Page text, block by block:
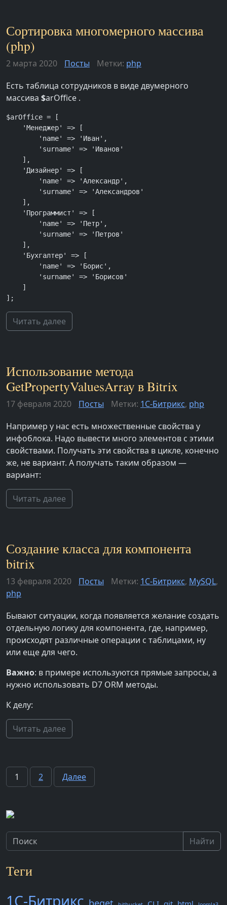
Сортировка многомерного массива
(php)
2 марта 2020 Посты Метки: php
Есть таблица сотрудников в виде двумерного
массива $arOffice .
$arOffice = [
];
Читать далее
Использование метода
GetPropertyValuesArray в Bitrix
17 февраля 2020 Посты Метки: 1С-Битрикс, php
Например у нас есть множественные свойства у
инфоблока. Надо вывести много элементов с этими
свойствами. Получать эти свойства в цикле, конечно
же, не вариант. А получать таким образом —
вариант:
Читать далее
Создание класса для компонента
bitrix
13 февраля 2020 Посты Метки: 1С-Битрикс, MySQL,
php
Бывают ситуации, когда появляется желание создать
отдельную логику для компонента, где, например,
происходят различные операции с таблицами, ну
или еще для чего.
Важно: в примере используются прямые запросы, а
нужно использовать D7 ORM методы.
К делу:
Читать далее
Пагинация
1 2 Далее
Найти
Теги
1С-Битрикс